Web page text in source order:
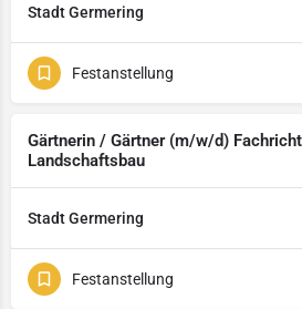
Stadt Germering
Festanstellung
Gärtnerin / Gärtner (m/w/d)
Landschaftsbau
Stadt Germering
Festanstellung